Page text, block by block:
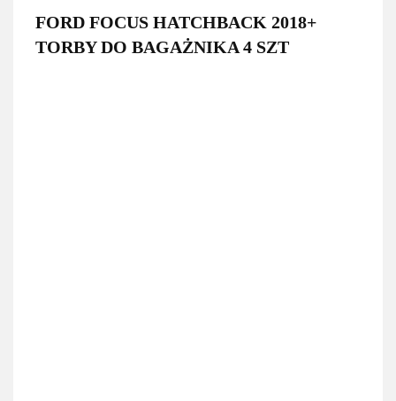
FORD FOCUS HATCHBACK 2018+
TORBY DO BAGAŻNIKA 4 SZT